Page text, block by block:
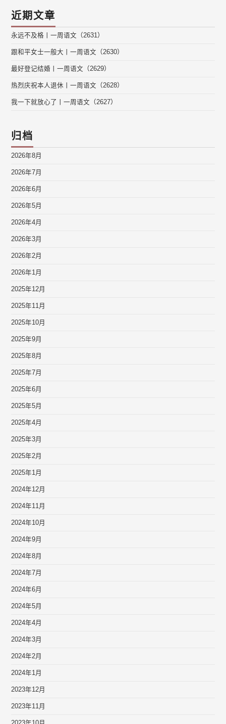
近期文章
永远不及格丨一周语文（2631）
跟和平女士一般大丨一周语文（2630）
最好登记结婚丨一周语文（2629）
热烈庆祝本人退休丨一周语文（2628）
我一下就放心了丨一周语文（2627）
归档
2026年8月
2026年7月
2026年6月
2026年5月
2026年4月
2026年3月
2026年2月
2026年1月
2025年12月
2025年11月
2025年10月
2025年9月
2025年8月
2025年7月
2025年6月
2025年5月
2025年4月
2025年3月
2025年2月
2025年1月
2024年12月
2024年11月
2024年10月
2024年9月
2024年8月
2024年7月
2024年6月
2024年5月
2024年4月
2024年3月
2024年2月
2024年1月
2023年12月
2023年11月